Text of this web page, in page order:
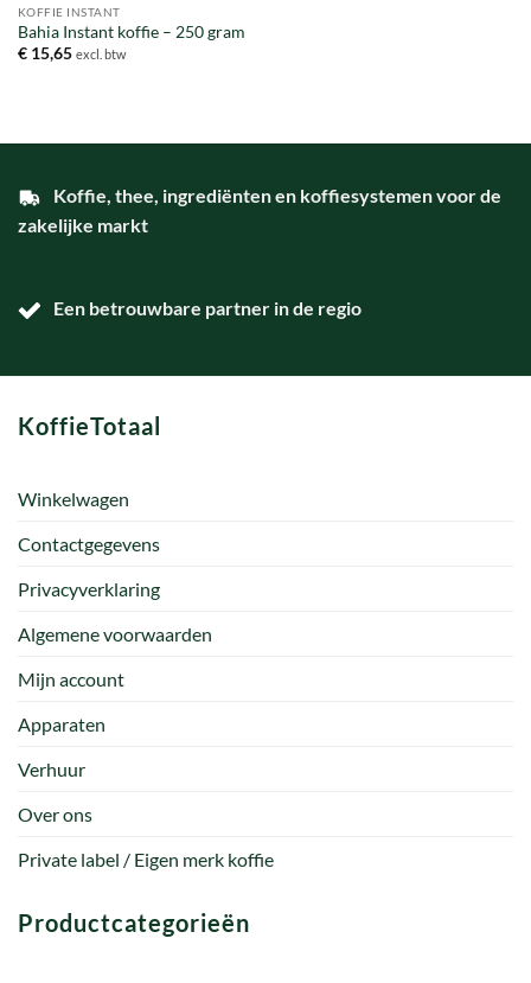
KOFFIE INSTANT
Bahia Instant koffie – 250 gram
€15,65 excl. btw
Koffie, thee, ingrediënten en koffiesystemen voor de
zakelijke markt
Een betrouwbare partner in de regio
KoffieTotaal
Winkelwagen
Contactgegevens
Privacyverklaring
Algemene voorwaarden
Mijn account
Apparaten
Verhuur
Over ons
Private label / Eigen merk koffie
Productcategorieën